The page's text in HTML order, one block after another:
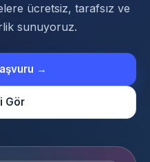
ücretsiz, tarafsız ve
sunuyoruz.
→
Gör